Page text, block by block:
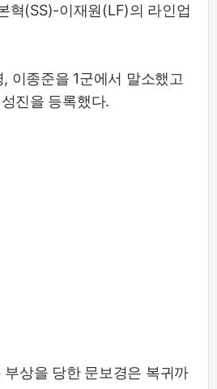
혁(SS)-이재원(LF)의 라인업
이종준을 1군에서 말소했고
진을 등록했다.
부상을 당한 문보경은 복귀까